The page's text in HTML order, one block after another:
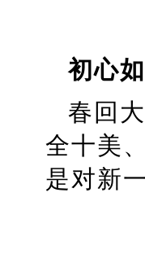
初心
春回
全十美
是对新